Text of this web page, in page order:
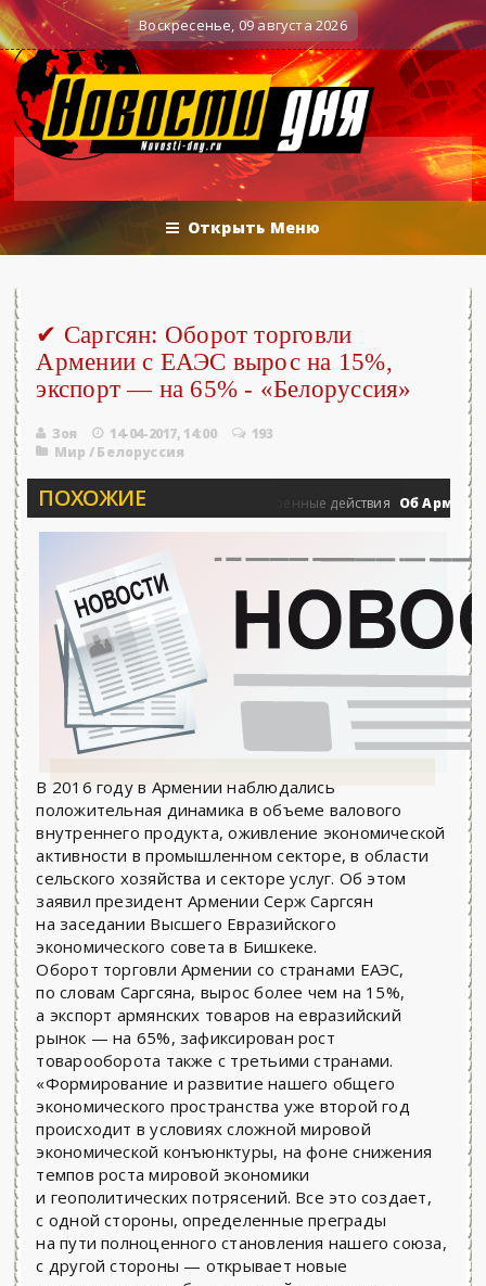
- «Новости»... 0 Военные действия Об Армении,
Воскресенье, 09 августа 2026
Открыть Меню
✔ Саргсян: Оборот торговли
Армении с ЕАЭС вырос на 15%,
экспорт — на 65% - «Белоруссия»
Зоя 14-04-2017, 14:00
193
Мир /Белоруссия
ПОХОЖИЕ
- «Новости»... Военные действия Об Армении,
В 2016 году в Армении наблюдались
положительная динамика в объеме валового
внутреннего продукта, оживление экономической
активности в промышленном секторе, в области
сельского хозяйства и секторе услуг. Об этом
заявил президент Армении Серж Саргсян
на заседании Высшего Евразийского
экономического совета в Бишкеке.
Оборот торговли Армении со странами ЕАЭС,
по словам Саргсяна, вырос более чем на 15%,
а экспорт армянских товаров на евразийский
рынок — на 65%, зафиксирован рост
товарооборота также с третьими странами.
«Формирование и развитие нашего общего
экономического пространства уже второй год
происходит в условиях сложной мировой
экономической конъюнктуры, на фоне снижения
темпов роста мировой экономики
и геополитических потрясений. Все это создает,
с одной стороны, определенные преграды
на пути полноценного становления нашего союза,
с другой стороны — открывает новые